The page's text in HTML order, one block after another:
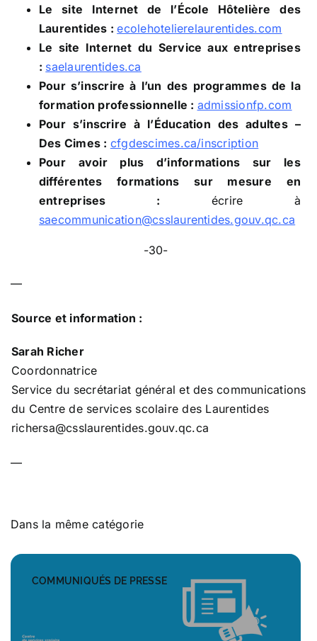
Le site Internet de l’École Hôtelière des
Laurentides :ecolehotelierelaurentides.com
Le site Internet du Service aux entreprises
: saelaurentides.ca
Pour s’inscrire à l’un des programmes de la
formation professionnelle : admissionfp.com
Pour s’inscrire à l’Éducation des adultes –
Des Cimes : cfgdescimes.ca/inscription
Pour avoir plus d’informations sur les
différentes formations sur mesure en
entreprises : écrire à
saecommunication@csslaurentides.gouv.qc.ca
-30-
—
Source et information :
Sarah Richer
Coordonnatrice
Service du secrétariat général et des communications
du Centre de services scolaire des Laurentides
richersa@csslaurentides.gouv.qc.ca
—
Dans la même catégorie
COMMUNIQUÉS DE PRESSE